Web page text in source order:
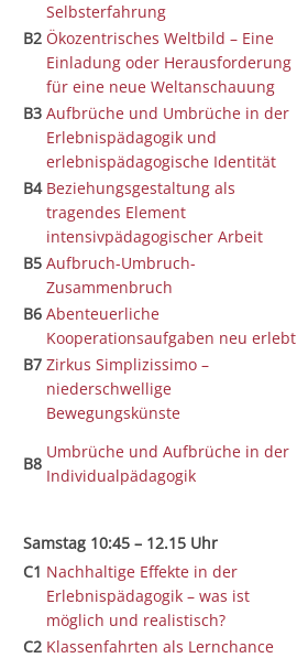
Selbsterfahrung
B2 Ökozentrisches Weltbild – Eine
Einladung oder Herausforderung
für eine neue Weltanschauung
B3 Aufbrüche und Umbrüche in der
Erlebnispädagogik und
erlebnispädagogische Identität
B4 Beziehungsgestaltung als
tragendes Element
intensivpädagogischer Arbeit
B5 Aufbruch-Umbruch-
Zusammenbruch
B6 Abenteuerliche
Kooperationsaufgaben neu erlebt
B7 Zirkus Simplizissimo –
niederschwellige
Bewegungskünste
B8
Umbrüche und Aufbrüche in der
Individualpädagogik
Samstag 10:45 – 12.15 Uhr
C1 Nachhaltige Effekte in der
Erlebnispädagogik – was ist
möglich und realistisch?
C2 Klassenfahrten als Lernchance